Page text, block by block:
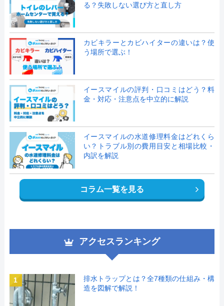
る？失敗しない選び方と直し方
カビキラーとカビハイターの違いは？使
う場所で選ぶ！
イースマイルの評判・口コミはどう？料
金・対応・注意点を中立的に解説
イースマイルの水道修理料金はどれくら
い？トラブル別の費用目安と相場比較・
内訳を解説
コラム一覧を見る
アクセスランキング
1
排水トラップとは？全7種類の仕組み・構
造を図解で解説！